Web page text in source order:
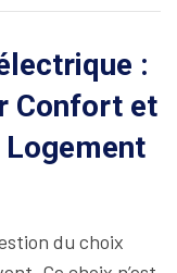
:
Confort et
Logement
du choix